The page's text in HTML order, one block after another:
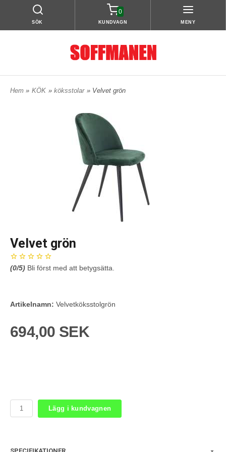
SÖK
0
KUNDVAGN MENY
Hem » KÖK » köksstolar » Velvet grön
Velvet grön
(0/5) Bli först med att betygsätta.
Artikelnamn: Velvetköksstolgrön
694,00 SEK
Lägg i kundvagnen